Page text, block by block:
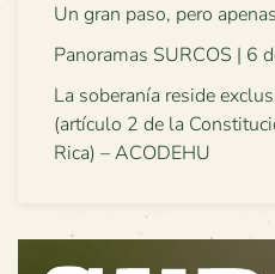
Un gran paso, pero
Panoramas SURCOS | 6
La soberanía reside
(artículo 2 de la
Rica) – ACODEHU